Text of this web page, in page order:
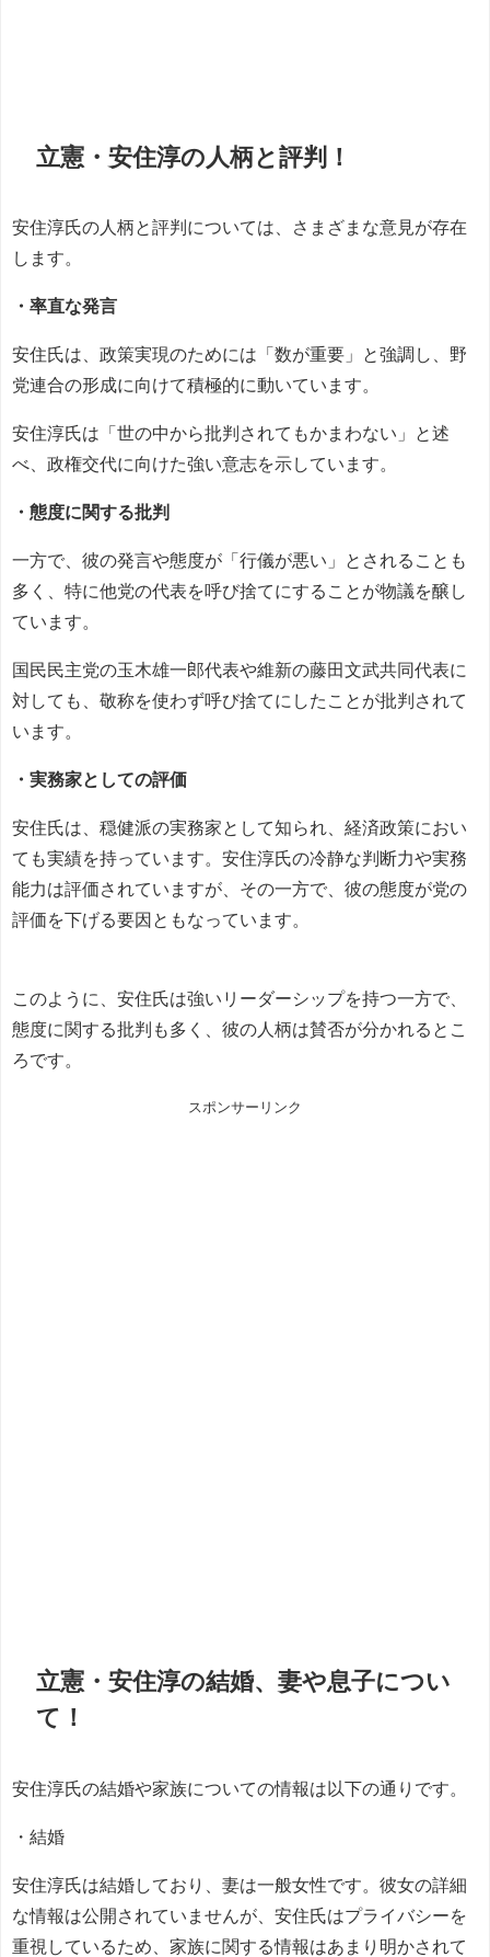
立憲・安住淳の人柄と評判！
安住淳氏の人柄と評判については、さまざまな意見が存在
します。
・率直な発言
安住氏は、政策実現のためには「数が重要」と強調し、野
党連合の形成に向けて積極的に動いています。
安住淳氏は「世の中から批判されてもかまわない」と述
べ、政権交代に向けた強い意志を示しています。
・態度に関する批判
一方で、彼の発言や態度が「行儀が悪い」とされることも
多く、特に他党の代表を呼び捨てにすることが物議を醸し
ています。
国民民主党の玉木雄一郎代表や維新の藤田文武共同代表に
対しても、敬称を使わず呼び捨てにしたことが批判されて
います。
・実務家としての評価
安住氏は、穏健派の実務家として知られ、経済政策におい
ても実績を持っています。安住淳氏の冷静な判断力や実務
能力は評価されていますが、その一方で、彼の態度が党の
評価を下げる要因ともなっています。
このように、安住氏は強いリーダーシップを持つ一方で、
態度に関する批判も多く、彼の人柄は賛否が分かれるとこ
ろです。
スポンサーリンク
立憲・安住淳の結婚、妻や息子につい
て！
安住淳氏の結婚や家族についての情報は以下の通りです。
・結婚
安住淳氏は結婚しており、妻は一般女性です。彼女の詳細
な情報は公開されていませんが、安住氏はプライバシーを
重視しているため、家族に関する情報はあまり明かされて